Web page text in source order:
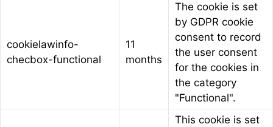
cookielawinfo-
checbox-functional
11
months
The cookie is set
by GDPR cookie
consent to record
the user consent
for the cookies in
the category
"Functional".
This cookie is set